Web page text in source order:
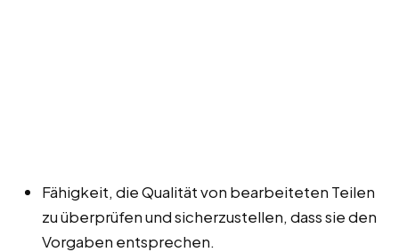
Fähigkeit, die Qualität von bearbeiteten Teilen
zu überprüfen und sicherzustellen, dass sie den
Vorgaben entsprechen.